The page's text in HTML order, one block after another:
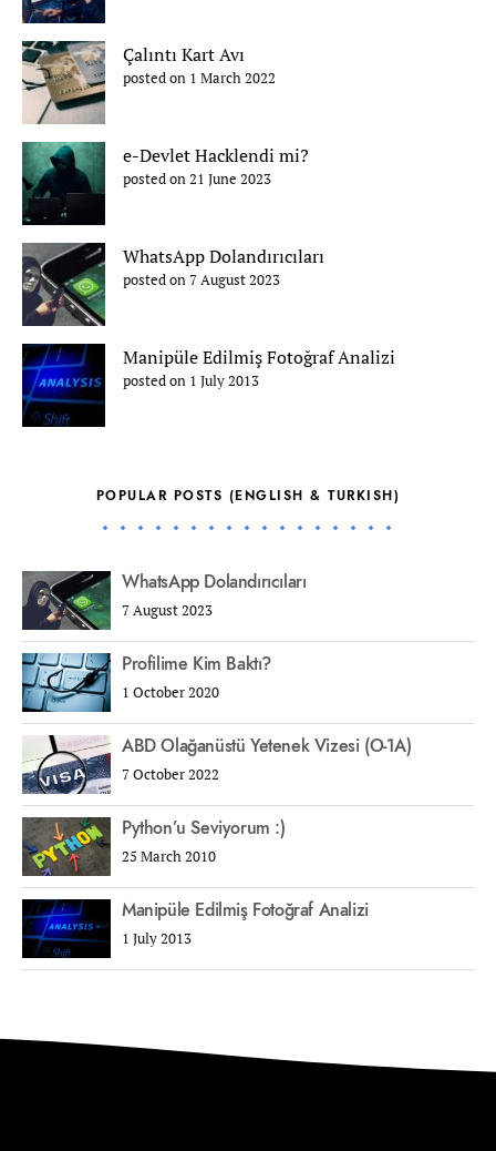
Çalıntı Kart Avı
posted on 1 March 2022
e-Devlet Hacklendi mi?
posted on 21 June 2023
WhatsApp Dolandırıcıları
posted on 7 August 2023
Manipüle Edilmiş Fotoğraf Analizi
posted on 1 July 2013
POPULAR POSTS (ENGLISH & TURKISH)
WhatsApp Dolandırıcıları
7 August 2023
Profilime Kim Baktı?
1 October 2020
ABD Olağanüstü Yetenek Vizesi (O-1A)
7 October 2022
Python’u Seviyorum :)
25 March 2010
Manipüle Edilmiş Fotoğraf Analizi
1 July 2013